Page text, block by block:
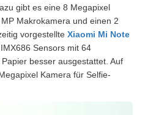
gibt es eine 8 Megapixel
Makrokamera und einen 2
vorgestellte Xiaomi Mi Note
Sensors mit 64
besser ausgestattet. Auf
Kamera für Selfie-